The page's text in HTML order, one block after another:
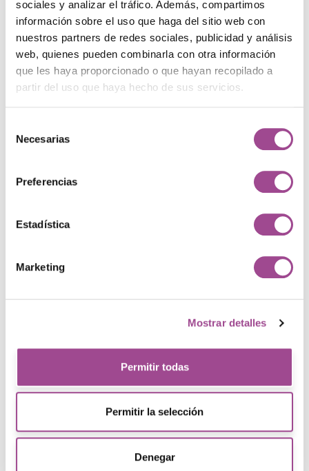
sociales y analizar el tráfico. Además, compartimos
información sobre el uso que haga del sitio web con
nuestros partners de redes sociales, publicidad y análisis
web, quienes pueden combinarla con otra información
que les haya proporcionado o que hayan recopilado a
partir del uso que haya hecho de sus servicios.
Necesarias
Preferencias
Estadística
Marketing
Mostrar detalles
Permitir todas
Permitir la selección
Denegar
Pic Negre